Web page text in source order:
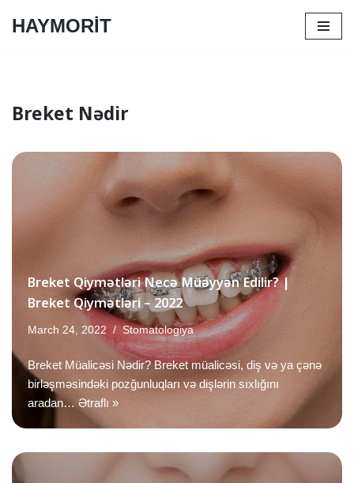
HAYMORİT
Breket Nədir
Breket Qiymətləri Necə Müəyyən Edilir? |
Breket Qiymətləri – 2022
March 24, 2022 Stomatologiya
Breket Müalicəsi Nədir? Breket müalicəsi, diş və ya çənə
birləşməsindəki pozğunluqları və dişlərin sıxlığını
aradan… Ətraflı »